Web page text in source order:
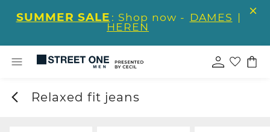
SUMMER SALE : Shop now - DAMES |
HEREN
Relaxed fit jeans